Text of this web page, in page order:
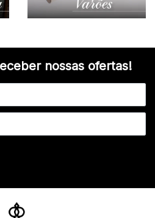
nossas ofertas!